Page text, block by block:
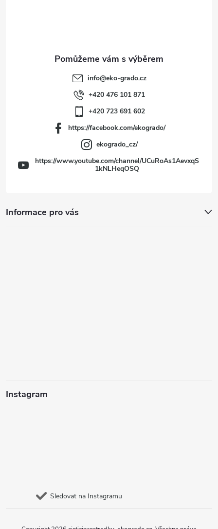
Informace pro vás
info@eko-grado.cz
+420 476 101 871
+420 723 691 602
https://facebook.com/ekogrado/
ekogrado_cz/
https://www.youtube.com/channel/UCuRoAs1AevxqS
1kNLHeqOSQ
Instagram
Sledovat na Instagramu